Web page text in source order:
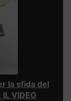
la sfida del
VIDEO